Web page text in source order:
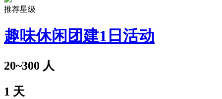
推荐星级
趣味休闲团建1日活动
20~300 人
1 天